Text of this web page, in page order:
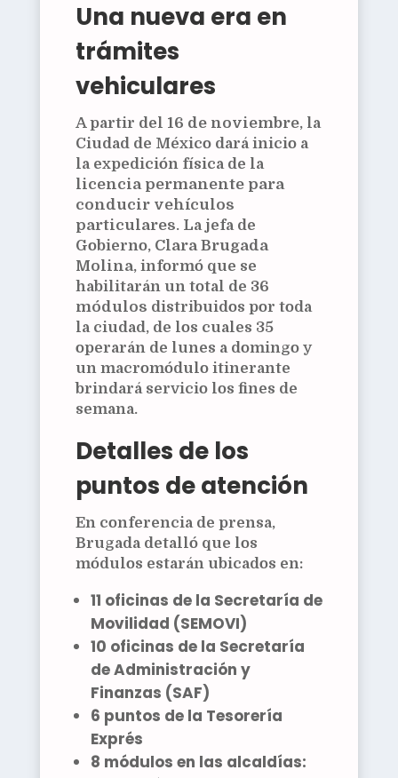
Una nueva era en
trámites
vehiculares
A partir del 16 de noviembre, la
Ciudad de México dará inicio a
la expedición física de la
licencia permanente para
conducir vehículos
particulares. La jefa de
Gobierno, Clara Brugada
Molina, informó que se
habilitarán un total de 36
módulos distribuidos por toda
la ciudad, de los cuales 35
operarán de lunes a domingo y
un macromódulo itinerante
brindará servicio los fines de
semana.
Detalles de los
puntos de atención
En conferencia de prensa,
Brugada detalló que los
módulos estarán ubicados en:
11 oficinas de la Secretaría de
Movilidad (SEMOVI)
10 oficinas de la Secretaría
de Administración y
Finanzas (SAF)
6 puntos de la Tesorería
Exprés
8 módulos en las alcaldías: